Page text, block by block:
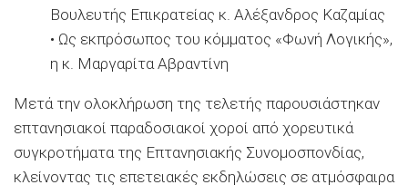
Βουλευτής Επικρατείας κ. Αλέξανδρος Καζαμίας
• Ως εκπρόσωπος του κόμματος «Φωνή Λογικής»,
η κ. Μαργαρίτα Αβραντίνη
Μετά την ολοκλήρωση της τελετής παρουσιάστηκαν
επτανησιακοί παραδοσιακοί χοροί από χορευτικά
συγκροτήματα της Επτανησιακής Συνομοσπονδίας,
κλείνοντας τις επετειακές εκδηλώσεις σε ατμόσφαιρα